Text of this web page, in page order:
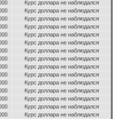
Курс доллара не наблюдался
Курс доллара не наблюдался
Курс доллара не наблюдался
Курс доллара не наблюдался
Курс доллара не наблюдался
Курс доллара не наблюдался
Курс доллара не наблюдался
Курс доллара не наблюдался
Курс доллара не наблюдался
Курс доллара не наблюдался
Курс доллара не наблюдался
Курс доллара не наблюдался
Курс доллара не наблюдался
Курс доллара не наблюдался
Курс доллара не наблюдался